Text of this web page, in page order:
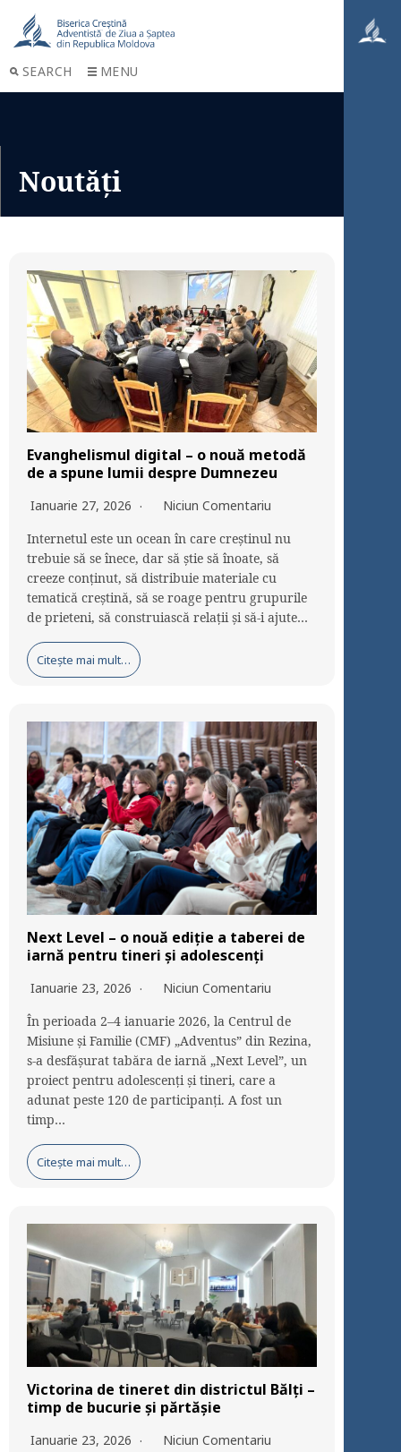
SEARCH MENU
Noutăți
Evanghelismul digital – o nouă metodă
de a spune lumii despre Dumnezeu
Ianuarie 27, 2026
Niciun Comentariu
Internetul este un ocean în care creștinul nu
trebuie să se înece, dar să știe să înoate, să
creeze conținut, să distribuie materiale cu
tematică creștină, să se roage pentru grupurile
de prieteni, să construiască relații și să-i ajute…
Citește mai mult…
Next Level – o nouă ediție a taberei de
iarnă pentru tineri și adolescenți
Ianuarie 23, 2026
Niciun Comentariu
În perioada 2–4 ianuarie 2026, la Centrul de
Misiune și Familie (CMF) „Adventus” din Rezina,
s-a desfășurat tabăra de iarnă „Next Level”, un
proiect pentru adolescenți și tineri, care a
adunat peste 120 de participanți. A fost un
timp…
Citește mai mult…
Victorina de tineret din districtul Bălți –
timp de bucurie și părtășie
Ianuarie 23, 2026
Niciun Comentariu